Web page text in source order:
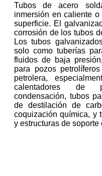
Tubos de acero
inmersión en caliente
superficie. El
corrosión de los tubos
Los tubos
solo como tuberías
fluidos de baja
para pozos
petrolera,
calentadores de
condensación, tubos
de destilación de
coquización química, y
y estructuras de